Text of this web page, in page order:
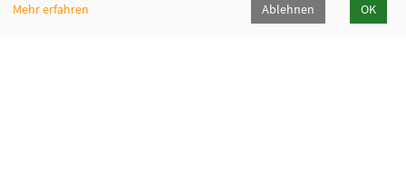
Mehr erfahren Ablehnen OK